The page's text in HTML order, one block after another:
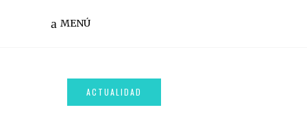
MENÚ